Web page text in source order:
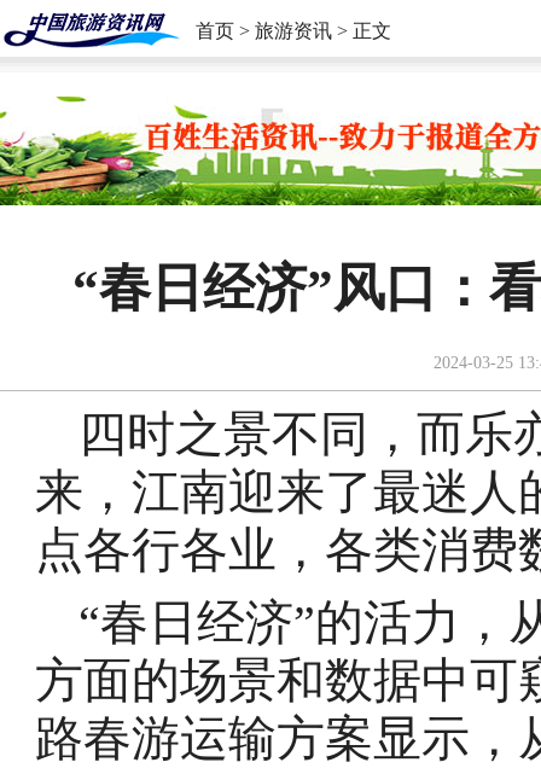
首页 > 旅游资讯 > 正文
“春日经济”风口：
2024-03-25
四时之景不同，而乐
来，江南迎来了最迷人
点各行各业，各类消费
“春日经济”的活力，
方面的场景和数据中可
路春游运输方案显示，